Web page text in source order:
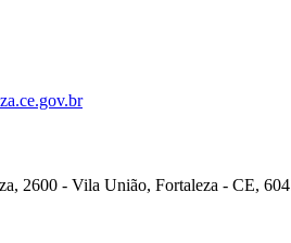
2600 - Vila União, Fortaleza - CE,